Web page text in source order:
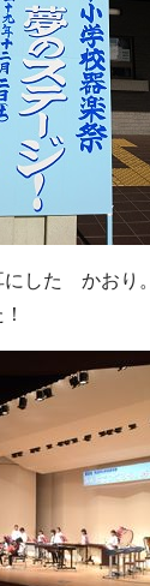
した かおり。